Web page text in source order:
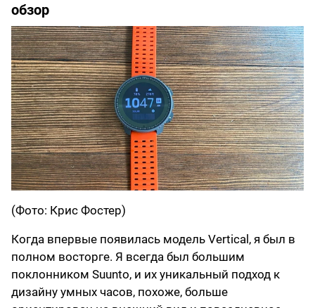
обзор
(Фото: Крис Фостер)
Когда впервые появилась модель Vertical, я был в
полном восторге. Я всегда был большим
поклонником Suunto, и их уникальный подход к
дизайну умных часов, похоже, больше